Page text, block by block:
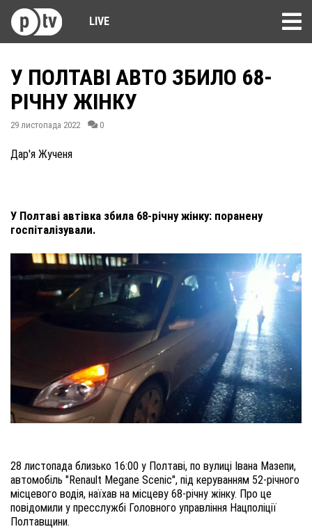
LIVE
У ПОЛТАВІ АВТО ЗБИЛО 68-
РІЧНУ ЖІНКУ
29 листопада 2022 0
Дар'я Жученя
У Полтаві автівка збила 68-річну жінку: поранену
госпіталізували.
28 листопада близько 16:00 у Полтаві, по вулиці Івана Мазепи,
автомобіль "Renault Megane Scenic", під керуванням 52-річного
місцевого водія, наїхав на місцеву 68-річну жінку. Про це
повідомили у пресслужбі Головного управління Нацполіції
Полтавщини.